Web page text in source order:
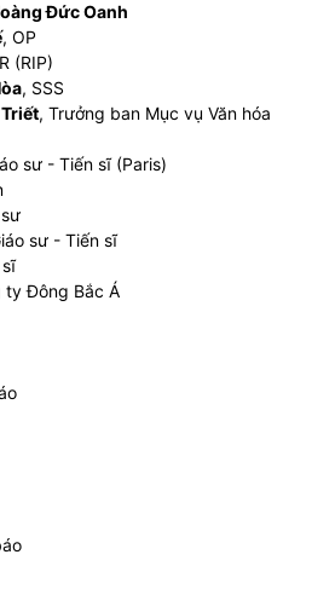
Đức Oanh
, OP
(RIP)
, SSS
, Trưởng ban Mục vụ Văn hóa
sư - Tiến sĩ (Paris)
sư - Tiến sĩ
sĩ
ty Đông Bắc Á